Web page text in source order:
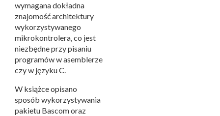
wymagana dokładna
znajomość architektury
wykorzystywanego
mikrokontrolera, co jest
niezbędne przy pisaniu
programów w asemblerze
czy w języku C.
W książce opisano
sposób wykorzystywania
pakietu Bascom oraz